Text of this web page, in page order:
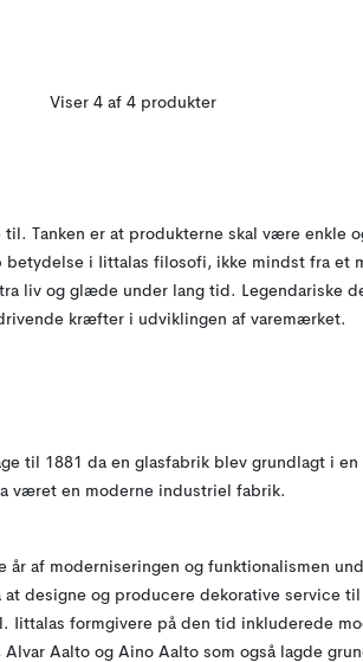
Viser 4 af 4 produkter
til. Tanken er at produkterne skal være enkle
i Iittalas filosofi, ikke mindst fra et
liv og glæde under lang tid. Legendariske
kræfter i udviklingen af varemærket.
til 1881 da en glasfabrik blev grundlagt i
været en moderne industriel fabrik.
år af moderniseringen og funktionalismen
designe og producere dekorative service
Iittalas formgivere på den tid inkluderede
Alvar Aalto og Aino Aalto som også lagde